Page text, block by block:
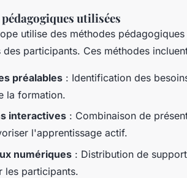
utilisées
utilise des méthodes
des participants. Ces méthodes
préalables : Identification des
la formation.
interactives : Combinaison de
l'apprentissage actif.
numériques : Distribution de
les participants.